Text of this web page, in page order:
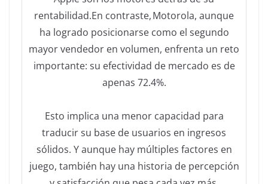
rentabilidad.En contraste, Motorola, aunque
ha logrado posicionarse como el segundo
mayor vendedor en volumen, enfrenta un reto
importante: su efectividad de mercado es de
apenas 72.4%.
Esto implica una menor capacidad para
traducir su base de usuarios en ingresos
sólidos. Y aunque hay múltiples factores en
juego, también hay una historia de percepción